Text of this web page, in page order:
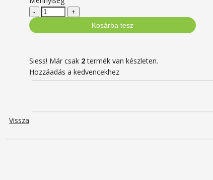
- +
Kosárba tesz
Siess! Már csak 2termék van készleten.
Hozzáadás a kedvencekhez
Vissza